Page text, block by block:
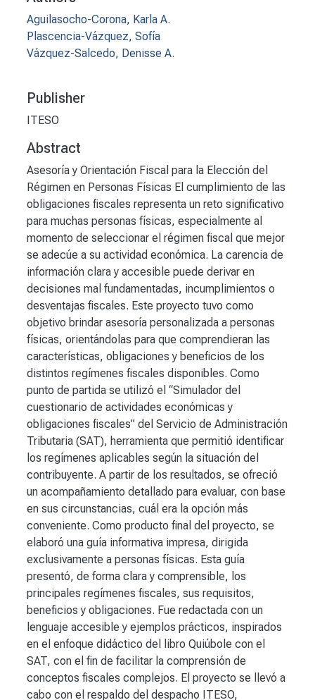
Aguilasocho-Corona, Karla A.
Plascencia-Vázquez, Sofía
Vázquez-Salcedo, Denisse A.
Publisher
ITESO
Abstract
Asesoría y Orientación Fiscal para la Elección del
Régimen en Personas Físicas El cumplimiento de las
obligaciones fiscales representa un reto significativo
para muchas personas físicas, especialmente al
momento de seleccionar el régimen fiscal que mejor
se adecúe a su actividad económica. La carencia de
información clara y accesible puede derivar en
decisiones mal fundamentadas, incumplimientos o
desventajas fiscales. Este proyecto tuvo como
objetivo brindar asesoría personalizada a personas
físicas, orientándolas para que comprendieran las
características, obligaciones y beneficios de los
distintos regímenes fiscales disponibles. Como
punto de partida se utilizó el “Simulador del
cuestionario de actividades económicas y
obligaciones fiscales” del Servicio de Administración
Tributaria (SAT), herramienta que permitió identificar
los regímenes aplicables según la situación del
contribuyente. A partir de los resultados, se ofreció
un acompañamiento detallado para evaluar, con base
en sus circunstancias, cuál era la opción más
conveniente. Como producto final del proyecto, se
elaboró una guía informativa impresa, dirigida
exclusivamente a personas físicas. Esta guía
presentó, de forma clara y comprensible, los
principales regímenes fiscales, sus requisitos,
beneficios y obligaciones. Fue redactada con un
lenguaje accesible y ejemplos prácticos, inspirados
en el enfoque didáctico del libro Quiúbole con el
SAT, con el fin de facilitar la comprensión de
conceptos fiscales complejos. El proyecto se llevó a
cabo con el respaldo del despacho ITESO,